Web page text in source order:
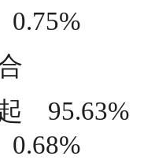
0.75%
0.68%